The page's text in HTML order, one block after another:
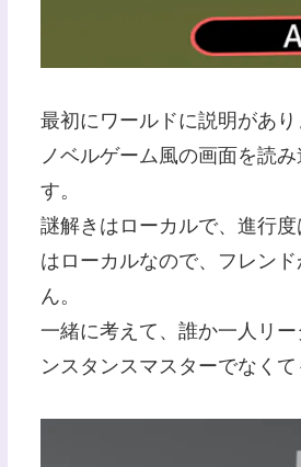
最初にワールドに説明があ
ノベルゲーム風の画面を読
す。
謎解きはローカルで、進行
はローカルなので、フレン
ん。
一緒に考えて、誰か一人リ
ンスタンスマスターでなく